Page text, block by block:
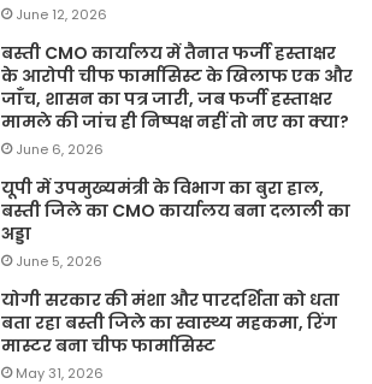
June 12, 2026
बस्ती CMO कार्यालय में तैनात फर्जी हस्ताक्षर
के आरोपी चीफ फार्मासिस्ट के खिलाफ एक और
जाँच, शासन का पत्र जारी, जब फर्जी हस्ताक्षर
मामले की जांच ही निष्पक्ष नहीं तो नए का क्या?
June 6, 2026
यूपी में उपमुख्यमंत्री के विभाग का बुरा हाल,
बस्ती जिले का CMO कार्यालय बना दलाली का
अड्डा
June 5, 2026
योगी सरकार की मंशा और पारदर्शिता को धता
बता रहा बस्ती जिले का स्वास्थ्य महकमा, रिंग
मास्टर बना चीफ फार्मासिस्ट
May 31, 2026